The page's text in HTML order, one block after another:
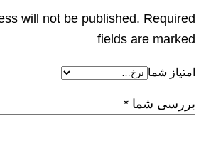
will not be published. Required
fields are marked
امتیاز شما
بررسی شما *